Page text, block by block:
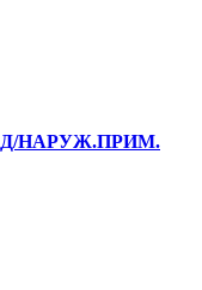
Д/НАРУЖ.ПРИМ.